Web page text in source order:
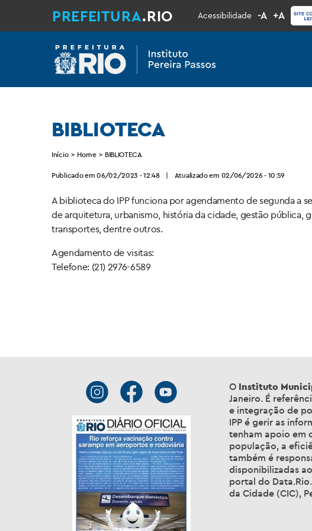
PREFEITURA.RIO Acessibilidade -A +A
BIBLIOTECA
Início > Home > BIBLIOTECA
Publicado em 06/02/2023 - 12:48 | Atualizado em 02/06/2026 - 10:59
A biblioteca do IPP funciona por agendamento de segunda a
de arquitetura, urbanismo, história da cidade, gestão pública,
transportes, dentre outros.
Agendamento de visitas:
Telefone: (21) 2976-6589
O Instituto
Janeiro. É
e integração de
IPP é gerir as
tenham apoio em
população, a
também é
disponibilizadas
portal do
da Cidade (CIC),